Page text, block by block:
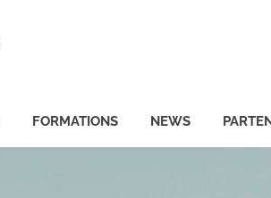
FORMATIONS NEWS